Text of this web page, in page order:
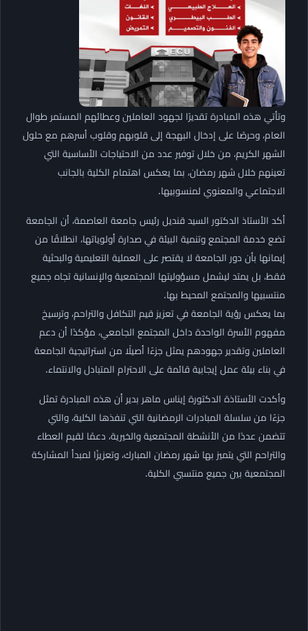
وتأتي هذه المبادرة تقديرًا لجهود العاملين وعطائهم المستمر طوال
العام، وحرصًا على إدخال البهجة إلى قلوبهم وقلوب أسرهم مع حلول
الشهر الكريم، من خلال توفير عدد من الاحتياجات الأساسية التي
تعينهم خلال شهر رمضان، بما يعكس اهتمام الكلية بالجانب
الاجتماعي والمعنوي لمنسوبيها.
أكد الأستاذ الدكتور السيد قنديل رئيس جامعة العاصمة، أن الجامعة
تضع خدمة المجتمع وتنمية البيئة في صدارة أولوياتها، انطلاقًا من
إيمانها بأن دور الجامعة لا يقتصر على العملية التعليمية والبحثية
فقط، بل يمتد ليشمل مسؤوليتها المجتمعية والإنسانية تجاه جميع
منتسبيها والمجتمع المحيط بها.
بما يعكس رؤية الجامعة في تعزيز قيم التكافل والتراحم، وترسيخ
مفهوم الأسرة الواحدة داخل المجتمع الجامعي، مؤكدًا أن دعم
العاملين وتقدير جهودهم يمثل جزءًا أصيلًا من استراتيجية الجامعة
في بناء بيئة عمل إيجابية قائمة على الاحترام المتبادل والانتماء.
وأكدت الأستاذة الدكتورة إيناس ماهر بدير أن هذه المبادرة تمثل
جزءًا من سلسلة المبادرات الرمضانية التي تنفذها الكلية، والتي
تتضمن عددًا من الأنشطة المجتمعية والخيرية، دعمًا لقيم العطاء
والتراحم التي يتميز بها شهر رمضان المبارك، وتعزيزًا لمبدأ المشاركة
المجتمعية بين جميع منتسبي الكلية.